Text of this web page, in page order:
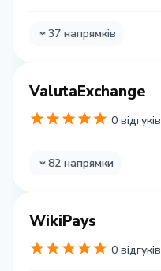
37 напрямків
ValutaExchange
0 відгуків
82 напрямки
WikiPays
0 відгуків